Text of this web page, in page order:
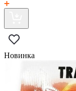
Новинка